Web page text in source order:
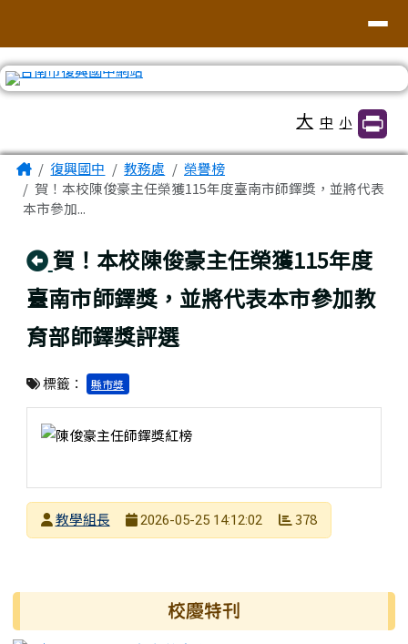
大 中 小
主內容區域
Home復興國中 教務處
榮譽榜
賀！本校陳俊豪主任榮獲115年度臺南市師鐸獎，並將代表
本市參加...
回上頁
賀！本校陳俊豪主任榮獲115年度
臺南市師鐸獎，並將代表本市參加教
育部師鐸獎評選
標籤： 縣市獎
發布者
教學組長
2026-05-25 14:12:02 378
右邊區域內容 校慶特刊
頁尾區域